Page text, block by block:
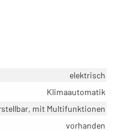
elektrisch
Klimaautomatik
mit Multifunktionen
vorhanden